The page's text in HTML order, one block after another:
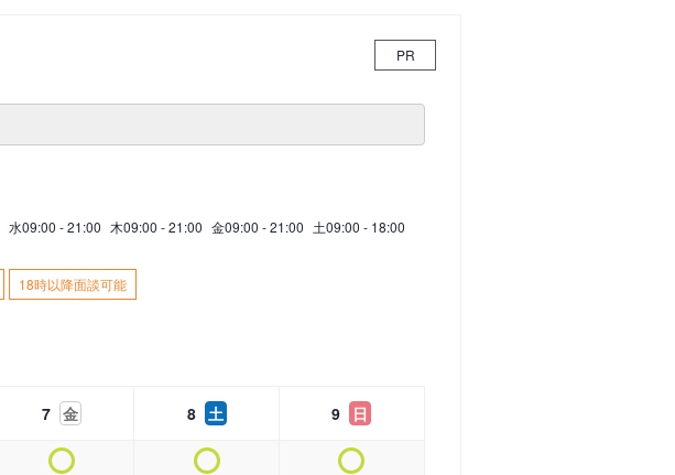
PR
水09:00 - 21:00 木09:00 - 21:00 金09:00 - 21:00 土09:00 - 18:00
18時以降面談可能
7 金 8 土 9 日